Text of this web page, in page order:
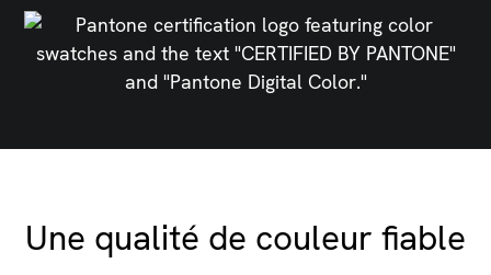
Une qualité de couleur fiable